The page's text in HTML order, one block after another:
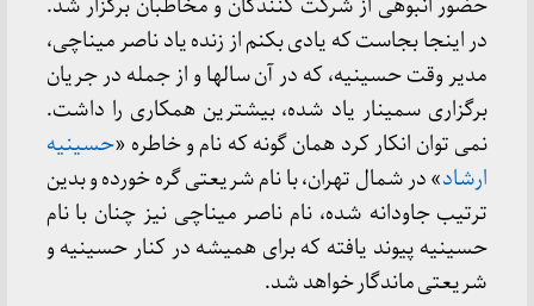
در اینجا بجاست که یادی بکنم از زنده یاد ناصر میناچی،
مدیر وقت حسینیه، که در آن سالها و از جمله در جریان
برگزاری سمینار یاد شده، بیشترین همکاری را داشت.
نمی توان انکار کرد همان گونه که نام و خاطره «حسینیه
ارشاد» در شمال تهران، با نام شریعتی گره خورده و بدین
ترتیب جاودانه شده، نام ناصر میناچی نیز چنان با نام
حسینیه پیوند یافته که برای همیشه در کنار حسینیه و
شریعتی ماندگار خواهد شد.